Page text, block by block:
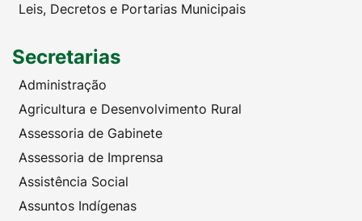
Leis, Decretos e Portarias Municipais
Secretarias
Administração
Agricultura e Desenvolvimento Rural
Assessoria de Gabinete
Assessoria de Imprensa
Assistência Social
Assuntos Indígenas